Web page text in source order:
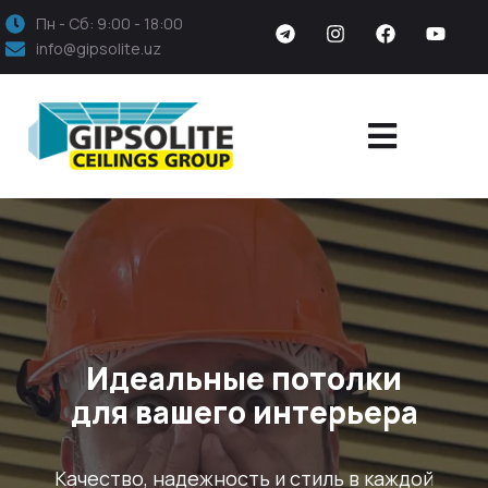
Пн - Сб: 9:00 - 18:00
info@gipsolite.uz
Идеальные потолки
для вашего интерьера
Качество, надежность и стиль в каждой